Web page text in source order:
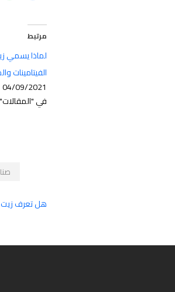
مرتبط
لماذا يسمي
الفيتامينات
04/09/2021
في "المقالات"
هل تعرف زيت